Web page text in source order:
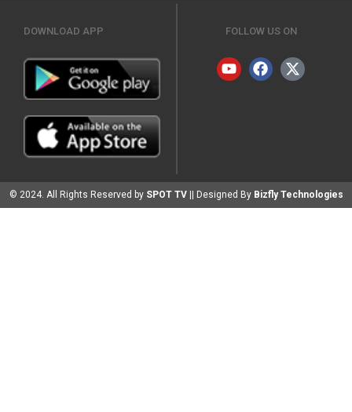
DOWNLOAD APP FOLLOW US ON
© 2024. All Rights Reserved by SPOT TV || Designed By Bizfly Technologies